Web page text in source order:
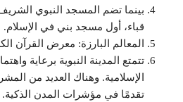
بينما تضم المسجد النبوي
قباء، أول مسجد بني في الإسلام.
المعالم البارزة: معرض القرآن
تتمتع المدينة النبوية برعاية
الإسلامية. وهناك العديد من
تقدمًا في مؤشرات المدن الذكية.